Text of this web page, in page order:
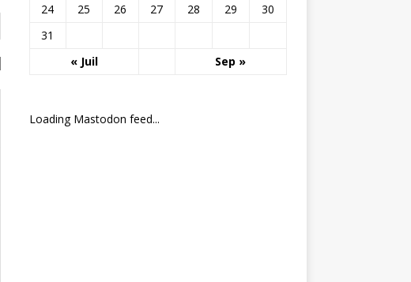
24
25 26 27 28 29
30
31
« Juil
Sep »
Loading Mastodon feed...